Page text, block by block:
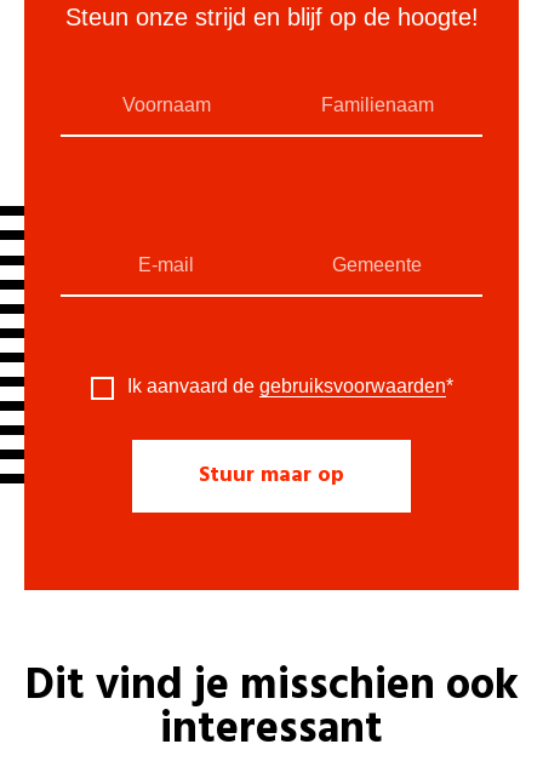
Steun onze strijd en blijf op de hoogte!
Ik aanvaard de gebruiksvoorwaarden*
Dit vind je misschien ook
interessant